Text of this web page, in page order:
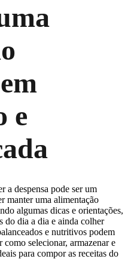
e
a despensa pode ser um
manter uma alimentação
algumas dicas e orientações,
do dia a dia e ainda colher
e nutritivos podem
como selecionar, armazenar e
para compor as receitas do